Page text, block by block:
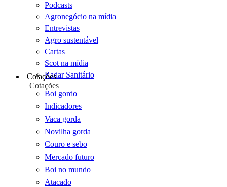
Podcasts
Agronegócio na mídia
Entrevistas
Agro sustentável
Cartas
Scot na mídia
Radar Sanitário
Cotações
Cotações
Boi gordo
Indicadores
Vaca gorda
Novilha gorda
Couro e sebo
Mercado futuro
Boi no mundo
Atacado